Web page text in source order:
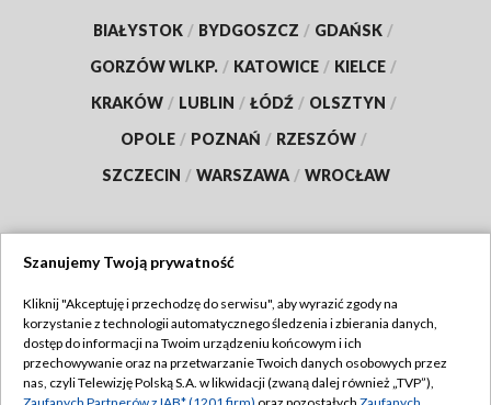
BIAŁYSTOK / BYDGOSZCZ / GDAŃSK /
GORZÓW WLKP. / KATOWICE / KIELCE /
KRAKÓW / LUBLIN / ŁÓDŹ / OLSZTYN /
OPOLE / POZNAŃ / RZESZÓW /
SZCZECIN / WARSZAWA / WROCŁAW
TVP
Abonament TVP
Emisja w TVP
Regulamin TVP
Szanujemy Twoją prywatność
Kliknij "Akceptuję i przechodzę do serwisu", aby wyrazić zgody na
korzystanie z technologii automatycznego śledzenia i zbierania danych,
dostęp do informacji na Twoim urządzeniu końcowym i ich
przechowywanie oraz na przetwarzanie Twoich danych osobowych przez
nas, czyli Telewizję Polską S.A. w likwidacji (zwaną dalej również „TVP”),